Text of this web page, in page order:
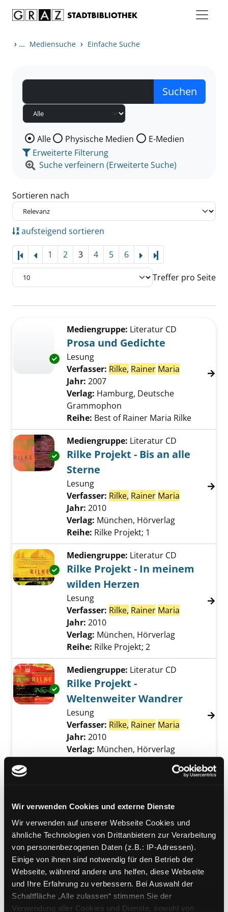
Wir verwenden Cookies und externe Dienste
Wir verwenden auf unserer Webseite Cookies und
ähnliche Technologien von Drittanbietern zur Verarbeitung
von personenbezogenen Daten (z.B.: IP-Adressen).
Einige von ihnen sind notwendig für den Betrieb der
Webseite, während andere uns helfen, diese Webseite
und Ihre Erfahrung zu verbessern. Bei Auswahl der
Schaltfläche „Alle zulassen“ stimmen Sie der
Verwendung aller Cookies und Dienste, sowohl von
› ... Mediensuche › Einfache Suche
Wählen Sie die Medienart nach der Sie suchen wollen.
Alle Physische Medien
E-Medien
Erweiterte Filterung
Suche verfeinern (Erweiterte Suche)
Sortieren nach
aufsteigend sortieren
1 2 3 4 5 6
Treffer pro Seite
Zu den Suchfiltern springen
Exemplar-Details von Prosa und Gedichte
Mediengruppe: Literatur CD
Prosa und Gedichte
Lesung
Verfasser: Rilke, Rainer Maria Suche
Jahr: 2007
Verlag: Hamburg, Deutsche
Grammophon
Reihe: Best of Rainer Maria Rilke
Exemplar-Details von Rilke Projekt - Bis an
Mediengruppe: Literatur CD
Rilke Projekt - Bis an alle
Sterne
Lesung
Verfasser: Rilke, Rainer Maria
Jahr: 2010
Verlag: München, Hörverlag
Reihe: Rilke Projekt; 1
Exemplar-Details von Rilke Projekt - In
Mediengruppe: Literatur CD
Rilke Projekt - In meinem
wilden Herzen
Lesung
Verfasser: Rilke, Rainer Maria
Jahr: 2010
Verlag: München, Hörverlag
Reihe: Rilke Projekt; 2
Exemplar-Details von Rilke Projekt -
Mediengruppe: Literatur CD
Rilke Projekt -
Weltenweiter Wandrer
Lesung
Verfasser: Rilke, Rainer Maria
Jahr: 2010
Verlag: München, Hörverlag
Überfließende Himmel
Lesung
Verfasser:Rilke, Rainer MariaSuche nach
Jahr:2010
Verlag:München, Hörverlag
Reihe:Rilke Projekt; 3
Mediengruppe:Belletristik